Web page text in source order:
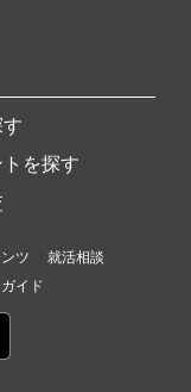
を探す
ツ
就活相談
イド